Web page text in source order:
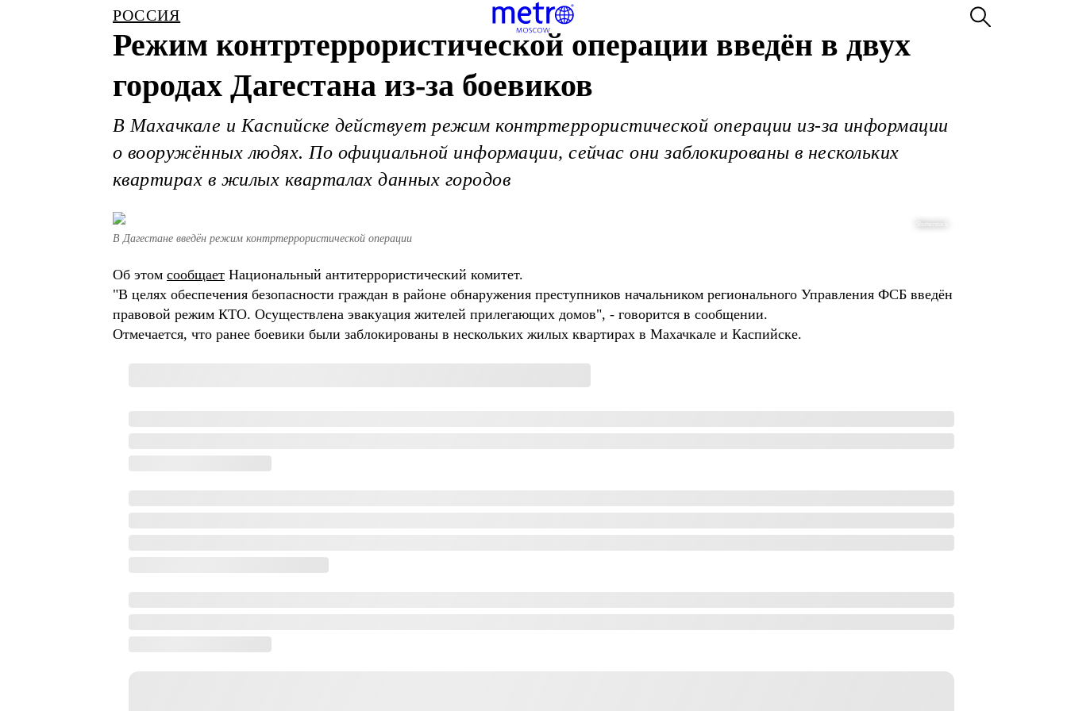
РОССИЯ
Режим контртеррористической операции введён в двух
городах Дагестана из-за боевиков
В Махачкале и Каспийске действует режим контртеррористической операции из-за информации
о вооружённых людях. По официальной информации, сейчас они заблокированы в нескольких
квартирах в жилых кварталах данных городов
В Дагестане введён режим контртеррористической операции
Об этом сообщает Национальный антитеррористический комитет.
"В целях обеспечения безопасности граждан в районе обнаружения преступников начальником регионального Управления ФСБ введён
правовой режим КТО. Осуществлена эвакуация жителей прилегающих домов", - говорится в сообщении.
Отмечается, что ранее боевики были заблокированы в нескольких жилых квартирах в Махачкале и Каспийске.